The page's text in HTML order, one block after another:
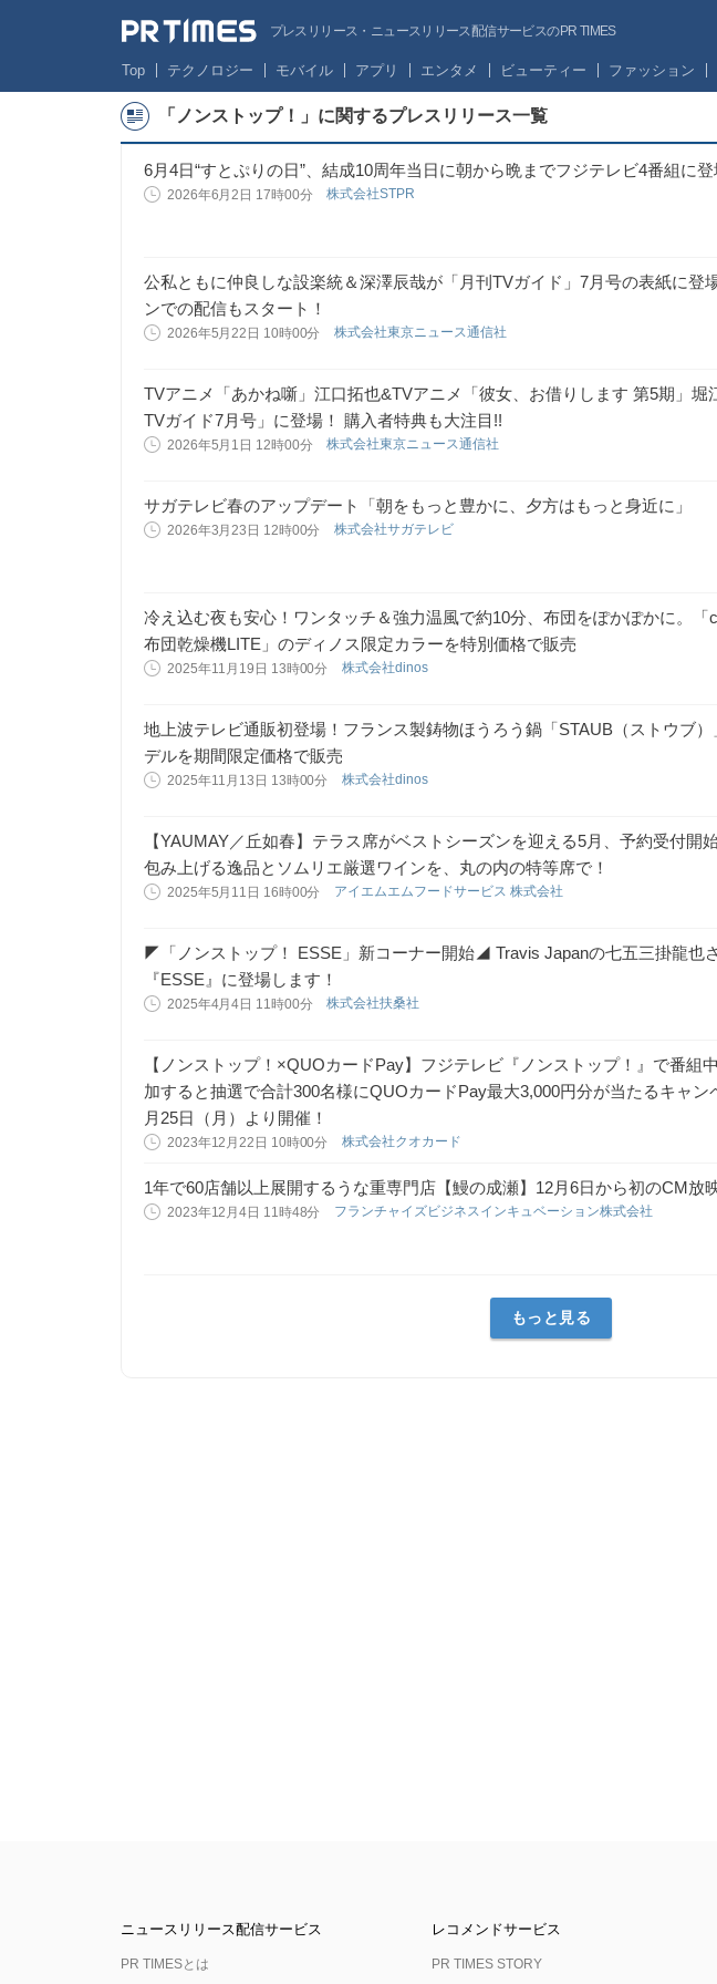
プレスリリース・ニュースリリース配信サービスのPR TIMES
Top テクノロジー モバイル アプリ エンタメ ビューティー ファッション
「ノンストップ！」に関するプレスリリース一覧
6月4日“すとぷりの日”、結成10周年当日に朝から晩までフジテレビ4番組に
2026年6月2日 17時00分 株式会社STPR
公私ともに仲良しな設楽統＆深澤辰哉が「月刊TVガイド」7月号の表紙に登
ンでの配信もスタート！
2026年5月22日 10時00分 株式会社東京ニュース通信社
TVアニメ「あかね噺」江口拓也&TVアニメ「彼女、お借りします 第5期」堀
TVガイド7月号」に登場！ 購入者特典も大注目!!
2026年5月1日 12時00分 株式会社東京ニュース通信社
サガテレビ春のアップデート「朝をもっと豊かに、夕方はもっと身近に」
2026年3月23日 12時00分 株式会社サガテレビ
冷え込む夜も安心！ワンタッチ＆強力温風で約10分、布団をぽかぽかに。「
布団乾燥機LITE」のディノス限定カラーを特別価格で販売
2025年11月19日 13時00分 株式会社dinos
地上波テレビ通販初登場！フランス製鋳物ほうろう鍋「STAUB（ストウブ）
デルを期間限定価格で販売
2025年11月13日 13時00分 株式会社dinos
【YAUMAY／丘如春】テラス席がベストシーズンを迎える5月、予約受付開
包み上げる逸品とソムリエ厳選ワインを、丸の内の特等席で！
2025年5月11日 16時00分 アイエムエムフードサービス 株式会社
◤「ノンストップ！ ESSE」新コーナー開始◢ Travis Japanの七五三掛龍也
『ESSE』に登場します！
2025年4月4日 11時00分 株式会社扶桑社
【ノンストップ！×QUOカードPay】フジテレビ『ノンストップ！』で番組
加すると抽選で合計300名様にQUOカードPay最大3,000円分が当たるキャン
月25日（月）より開催！
2023年12月22日 10時00分 株式会社クオカード
1年で60店舗以上展開するうな重専門店【鰻の成瀬】12月6日から初のCM放映
2023年12月4日 11時48分 フランチャイズビジネスインキュベーション株式会社
もっと見る
ニュースリリース配信サービス
PR TIMESとは
レコメンドサービス
PR TIMES STORY